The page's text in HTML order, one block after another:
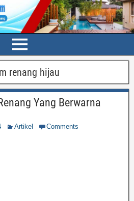
renang hijau
Yang Berwarna
Artikel Comments